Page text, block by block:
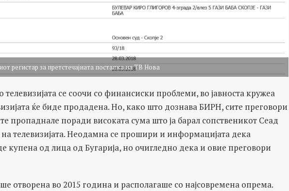
регистар за претстечајната постапка на ТВ Нова
телевизијата се соочи со финансиски проблеми, во јавноста кружеа
ќе биде продадена. Но, како што дознава БИРН, сите преговори
пропаднале поради високата сума што ја барал сопственикот Сеад
телевизијата. Неодамна се прошири и информацијата дека
купена од лица од Бугарија, но очигледно дека и овие преговори
отворена во 2015 година и располагаше со најсовремена опрема.